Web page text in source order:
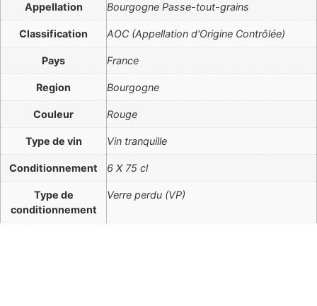
Appellation Bourgogne Passe-tout-grains
Classification AOC (Appellation d'Origine Contrôlée)
Pays France
Region Bourgogne
Couleur Rouge
Type de vin Vin tranquille
Conditionnement 6 X 75 cl
Type de
conditionnement
Verre perdu (VP)